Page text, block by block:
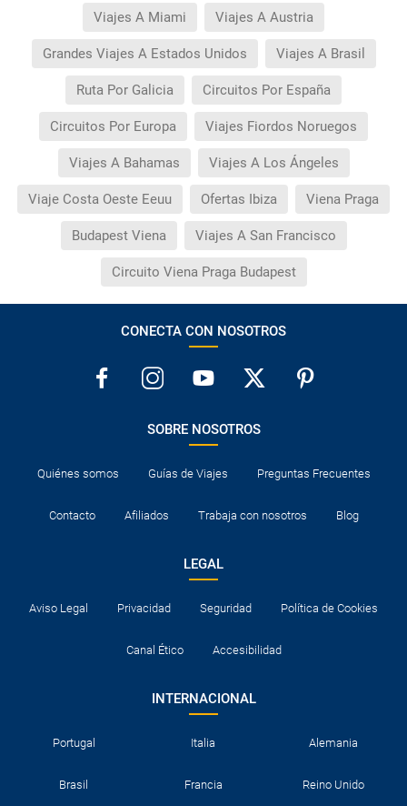
Viajes A Miami Viajes A Austria
Grandes Viajes A Estados Unidos Viajes A Brasil
Ruta Por Galicia Circuitos Por España
Circuitos Por Europa Viajes Fiordos Noruegos
Viajes A Bahamas Viajes A Los Ángeles
Viaje Costa Oeste Eeuu Ofertas Ibiza Viena Praga
Budapest Viena Viajes A San Francisco
Circuito Viena Praga Budapest
CONECTA CON NOSOTROS
SOBRE NOSOTROS
Quiénes somos Guías de Viajes Preguntas Frecuentes
Contacto Afiliados Trabaja con nosotros Blog
LEGAL
Aviso Legal Privacidad Seguridad Política de Cookies
Canal Ético Accesibilidad
INTERNACIONAL
Portugal Italia Alemania
Brasil Francia Reino Unido